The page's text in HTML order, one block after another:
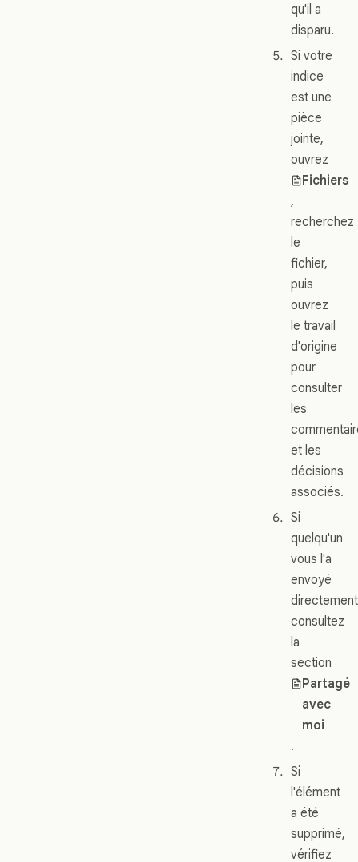
qu'il a
disparu.
Si votre
indice
est une
pièce
jointe,
ouvrez
Fichiers
,
recherchez
le
fichier,
puis
ouvrez
le travail
d'origine
pour
consulter
les
et les
décisions
associés.
Si
quelqu'un
vous l'a
envoyé
consultez
la
section
Partagé
avec
moi
.
Si
l'élément
a été
supprimé,
vérifiez